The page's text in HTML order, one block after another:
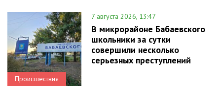
Происшествия
7 августа 2026, 13:47
В микрорайоне Бабаевского
школьники за сутки
совершили несколько
серьезных преступлений